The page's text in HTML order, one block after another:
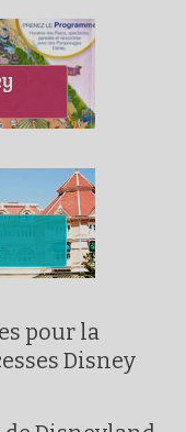
pour la
Disney